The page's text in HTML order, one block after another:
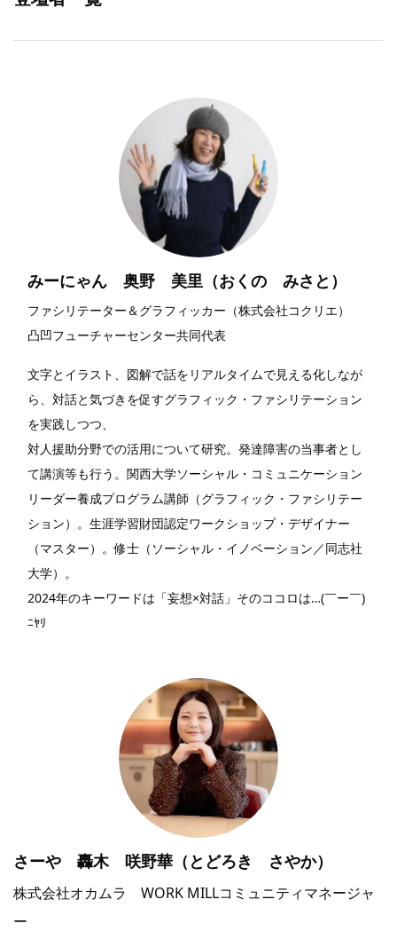
みーにゃん 奥野 美里（おくの みさと）
ファシリテーター＆グラフィッカー（株式会社コクリエ）
凸凹フューチャーセンター共同代表
文字とイラスト、図解で話をリアルタイムで見える化しなが
ら、対話と気づきを促すグラフィック・ファシリテーション
を実践しつつ、
対人援助分野での活用について研究。発達障害の当事者とし
て講演等も行う。関西大学ソーシャル・コミュニケーション
リーダー養成プログラム講師（グラフィック・ファシリテー
ション）。生涯学習財団認定ワークショップ・デザイナー
（マスター）。修士（ソーシャル・イノベーション／同志社
大学）。
2024年のキーワードは「妄想×対話」そのココロは…(￣ー￣)
ﾆﾔﾘ
さーや 轟木 咲野華（とどろき さやか）
株式会社オカムラ WORK MILLコミュニティマネージャ
ー